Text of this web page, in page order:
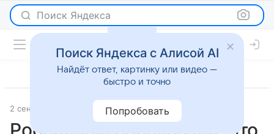
Поиск Яндекса
2 сентября 2024 О важном
Поиск Яндекса с Алисой AI
Найдёт ответ, картинку или видео —
быстро и точно
Попробовать